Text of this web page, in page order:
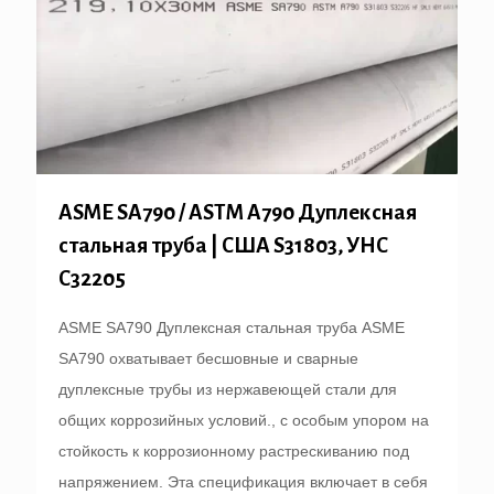
ASME SA790 / ASTM A790 Дуплексная
стальная труба | США S31803, УНС
С32205
ASME SA790 Дуплексная стальная труба ASME
SA790 охватывает бесшовные и сварные
дуплексные трубы из нержавеющей стали для
общих коррозийных условий., с особым упором на
стойкость к коррозионному растрескиванию под
напряжением. Эта спецификация включает в себя